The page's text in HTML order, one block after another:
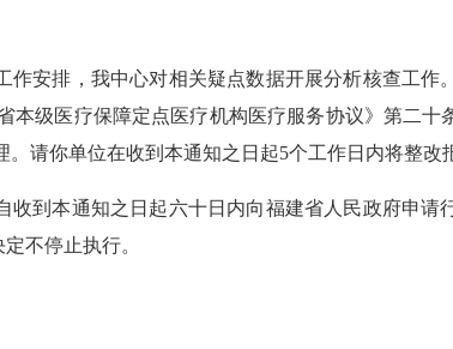
排，我中心对相关疑点数据开展分析核查工作
本级医疗保障定点医疗机构医疗服务协议》第二
请你单位在收到本通知之日起5个工作日内将整改
本通知之日起六十日内向福建省人民政府申请
不停止执行。